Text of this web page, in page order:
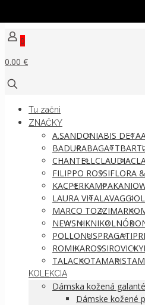
0
0.00 €
Tu začni
ZNAČKY
A.SANDONIABIS DETA
BADURABAGATT
CHANTELLCLAUDIA
FILIPPO ROSSIFLORA
KACPERKAMPA
LAURA VITALAVAGGIO
MARCO TOZZIMARKO
NEWSNIKNIKOLNÓBO
POLLONUSPRAGATI
ROMIKAROSSIROVICKY
TALACKOTAMARIS
KOLEKCIA
Dámska kožená
Dámske kožené